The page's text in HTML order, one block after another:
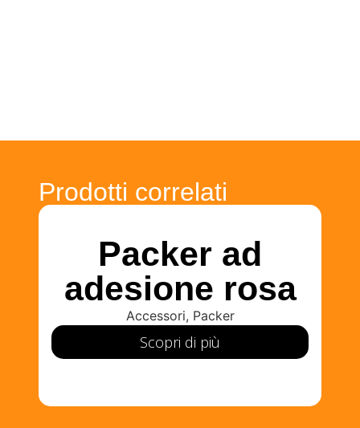
Prodotti correlati
Packer ad
adesione rosa
Accessori, Packer
Scopri di più